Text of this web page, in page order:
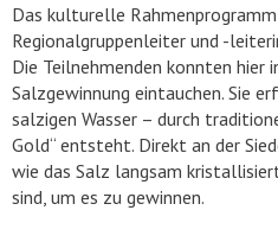
Das kulturelle
Regionalgruppenleiter und -
Die Teilnehmenden konnten hier
Salzgewinnung eintauchen. Sie
salzigen Wasser – durch
Gold“ entsteht. Direkt an der
wie das Salz langsam
sind, um es zu gewinnen.